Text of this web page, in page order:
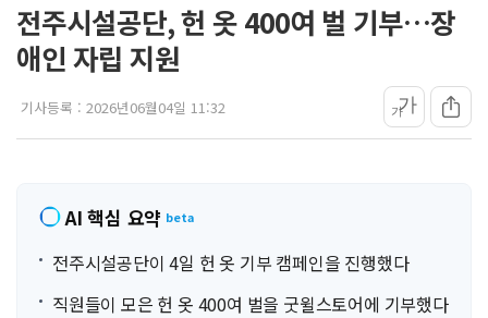
전주시설공단, 헌 옷 400여 벌 기부…장
애인 자립 지원
기사등록 : 2026년06월04일 11:32 가가
AI 핵심 요약 beta
전주시설공단이 4일 헌 옷 기부 캠페인을 진행했다
직원들이 모은 헌 옷 400여 벌을 굿윌스토어에 기부했다